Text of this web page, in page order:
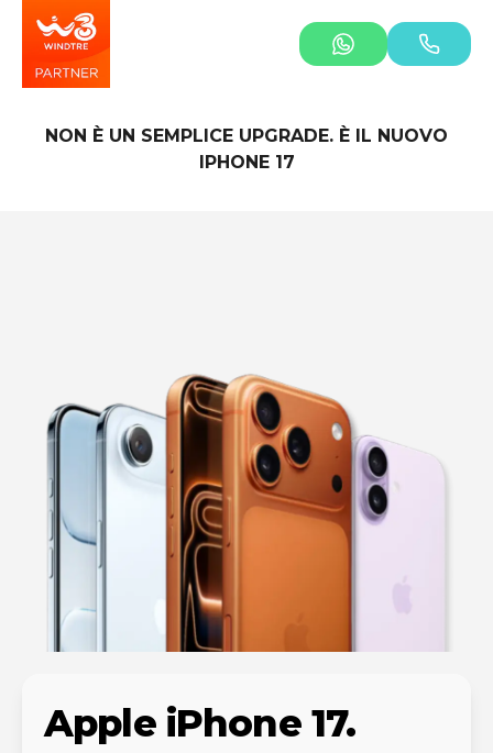
NON È UN SEMPLICE UPGRADE. È IL NUOVO
IPHONE 17
Apple iPhone 17.